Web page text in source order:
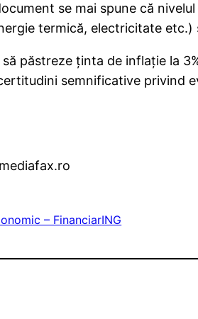
se mai spune că
termică, electricitate
păstreze ţinta de inflaţie la
semnificative privind
– FinanciarING